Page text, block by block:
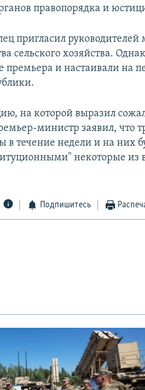
правопорядка и
пригласил руководителей
сельского хозяйства.
и настаивали на
на которой выразил
министр заявил, что
в течение недели и на них
некоторые из
Подпишитесь